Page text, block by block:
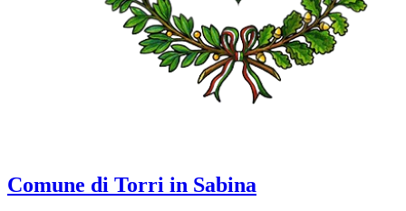
Comune di Torri in Sabina